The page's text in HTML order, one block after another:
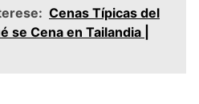
Cenas Típicas del
se Cena en Tailandia |